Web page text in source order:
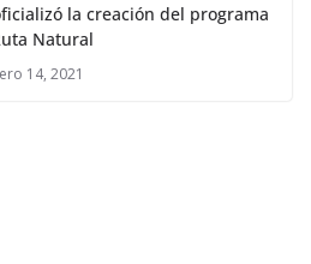
la creación del programa
Natural
14, 2021